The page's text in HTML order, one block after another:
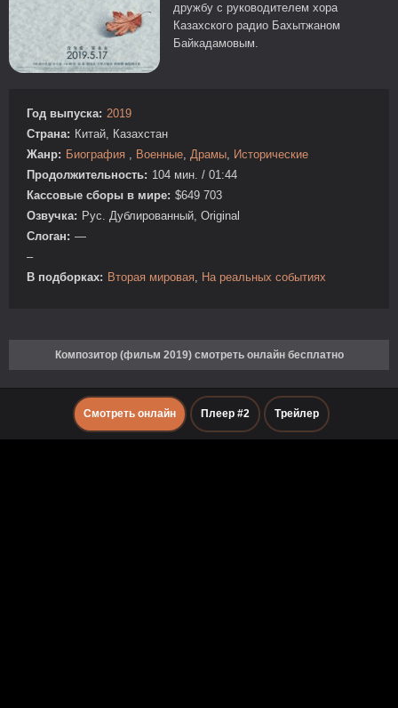
дружбу с руководителем хора
Казахского радио Бахытжаном
Байкадамовым.
Год выпуска: 2019
Страна: Китай, Казахстан
Жанр: Биография Военные Драмы
Исторические
Продолжительность: 104 мин. / 01:44
Кассовые сборы в мире: $649 703
Озвучка: Рус. Дублированный, Original
Слоган: —
–
В подборках: Вторая мировая На реальных событиях
Композитор (фильм 2019) смотреть онлайн бесплатно
Смотреть онлайн Плеер #2 Трейлер